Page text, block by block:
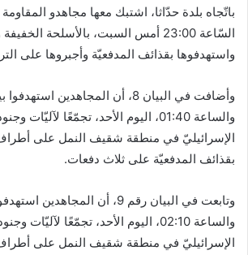
باتّجاه بلدة حدّاثا، اشتبك معها مجاهدو المقاومة
السّاعة 23:00 أمس السبت، بالأسلحة
واستهدفوها بقذائف المدفعيّة وأجبروها على
والساعة 01:40، اليوم الأحد،‏ تجمّعًا
الإسرائيليّ في منطقة شقيف النمل على
بقذائف المدفعيّة على ثلاث دفعات.
والساعة 02:10، اليوم الأحد،‏ تجمّعًا
الإسرائيليّ في منطقة شقيف النمل على